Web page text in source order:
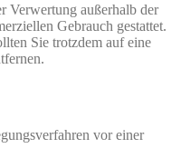
Verwertung außerhalb der
Gebrauch gestattet.
Sie trotzdem auf eine
vor einer